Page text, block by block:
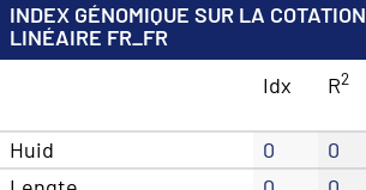
INDEX GÉNOMIQUE SUR LA COTATION
LINÉAIRE FR_FR
Idx
R2
Huid 0
0